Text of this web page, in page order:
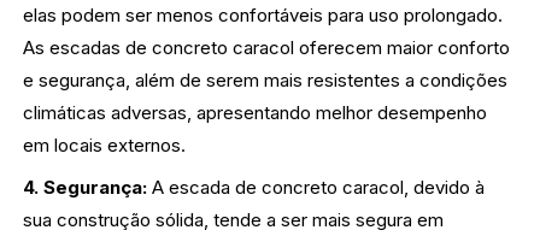
elas podem ser menos confortáveis para uso prolongado.
As escadas de concreto caracol oferecem maior conforto
e segurança, além de serem mais resistentes a condições
climáticas adversas, apresentando melhor desempenho
em locais externos.
4. Segurança: A escada de concreto caracol, devido à
sua construção sólida, tende a ser mais segura em